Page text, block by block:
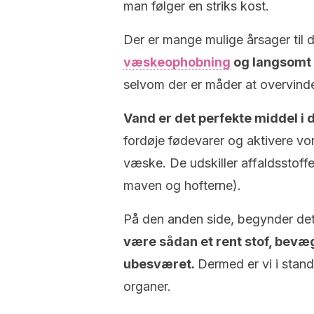
man følger en striks kost.
Der er mange mulige årsager til
væskeophobning og langsomt
selvom der er måder at
Vand er det perfekte middel i
fordøje fødevarer og aktivere
væske. De udskiller
maven og hofterne).
På den anden side, begynder
være sådan et rent stof,
ubesværet. Dermed er vi i
organer.